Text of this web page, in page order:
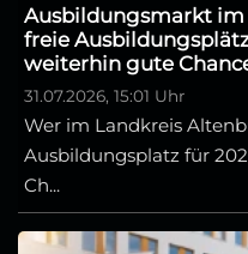
Ausbildungsmarkt im
freie
weiterhin gute
31.07.2026, 15:01 Uhr
Wer im Landkreis
Ausbildungsplatz für
Ch...